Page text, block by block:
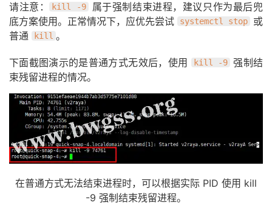
请注意： kill -9
属于强制结束进程，建议只作为最后兜
底方案使用。正常情况下，应优先尝试
systemctl stop
或
普通
kill 。
下面截图演示的是普通方式无效后，使用 kill -9 强制结
束残留进程的情况。
在普通方式无法结束进程时，可以根据实际 PID 使用 kill
-9 强制结束残留进程。